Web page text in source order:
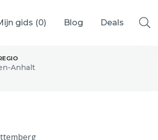
gids (0) Blog Deals
Anhalt